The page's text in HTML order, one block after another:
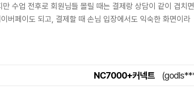
수업 전후로 회원님들 몰릴 때는 결제랑 상담이 같이 겹치면
버페이도 되고, 결제할 때 손님 입장에서도 익숙한 화면이라
NC7000+커넥트